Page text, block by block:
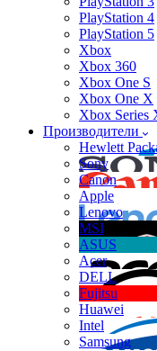
PlayStation 4
PlayStation 5
Xbox
Xbox 360
Xbox One S
Xbox One X
Xbox Series
Производители
Hewlett
Sony
Canon
Apple
Lenovo
MSI
ASUS
Acer
DELL
Fujitsu
Huawei
Intel
Samsung